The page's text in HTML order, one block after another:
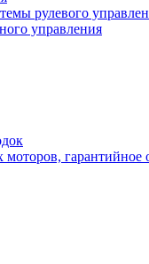
рулевого
управления
моторов, гарантийное